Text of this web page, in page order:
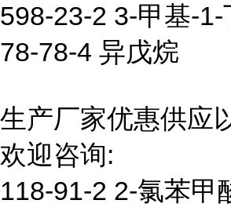
598-23-2 3-甲基-1-
78-78-4 异戊烷
生产厂家优惠供应
欢迎咨询:
118-91-2 2-氯苯甲